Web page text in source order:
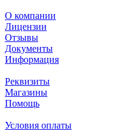
О компании
Лицензии
Отзывы
Документы
Информация
Реквизиты
Магазины
Помощь
Условия оплаты